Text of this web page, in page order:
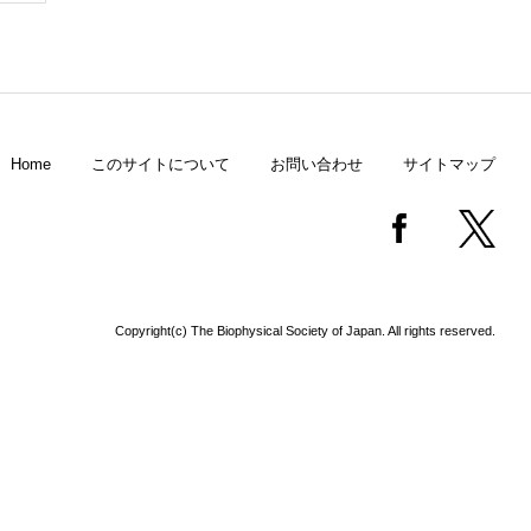
Home このサイトについて お問い合わせ サイトマップ
Copyright(c) The Biophysical Society of Japan. All rights reserved.